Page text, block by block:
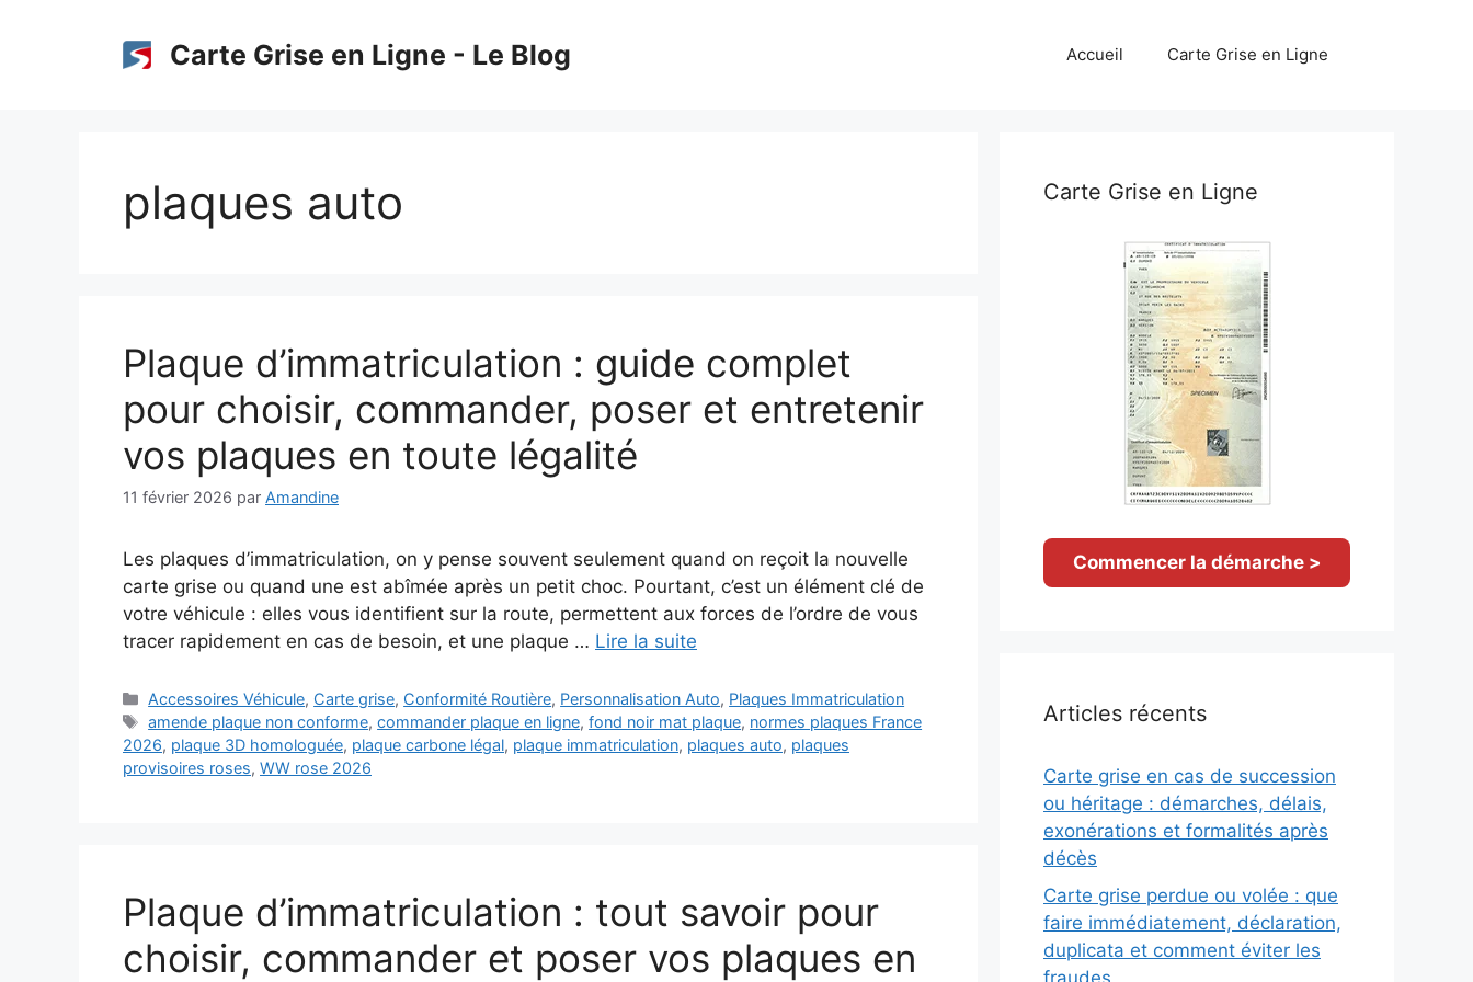
Carte Grise en Ligne - Le Blog Accueil Carte Grise en Ligne
plaques auto
Plaque d’immatriculation : guide complet
pour choisir, commander, poser et entretenir
vos plaques en toute légalité
11 février 2026 par Amandine
Les plaques d’immatriculation, on y pense souvent seulement quand on reçoit la nouvelle
carte grise ou quand une est abîmée après un petit choc. Pourtant, c’est un élément clé de
votre véhicule : elles vous identifient sur la route, permettent aux forces de l’ordre de vous
tracer rapidement en cas de besoin, et une plaque … Lire la suite
Catégories
Accessoires Véhicule, Carte grise, Conformité Routière, Personnalisation Auto, Plaques Immatriculation
Étiquettes
amende plaque non conforme,commander plaque en ligne,fond noir mat plaque, normes plaques France
2026, plaque 3D homologuée, plaque carbone légal, plaque immatriculation, plaques auto, plaques
provisoires roses, WW rose 2026
Plaque d’immatriculation : tout savoir pour
choisir, commander et poser vos plaques en
Carte Grise en Ligne
Commencer la démarche >
Articles récents
Carte grise en cas de succession
ou héritage : démarches, délais,
exonérations et formalités après
décès
Carte grise perdue ou volée : que
faire immédiatement, déclaration,
duplicata et comment éviter les
fraudes